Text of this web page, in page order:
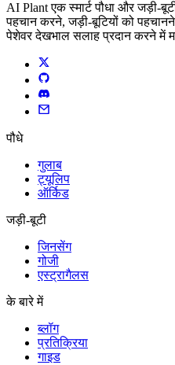
AI Plant एक स्मार्ट पौधा और जड़ी-
पहचान करने, जड़ी-बूटियों को
पेशेवर देखभाल सलाह प्रदान करने में
पौधे
गुलाब
ट्यूलिप
ऑर्किड
जड़ी-बूटी
जिनसेंग
गोजी
एस्ट्रागैलस
के बारे में
ब्लॉग
प्रतिक्रिया
गाइड